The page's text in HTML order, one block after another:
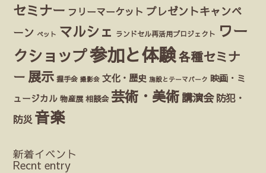
セミナー フリーマーケット プレゼントキャンペ
ーン ペット マルシェ ランドセル再活用プロジェクト ワー
クショップ参加と体験各種セミナ
ー 展示 握手会 撮影会 文化・歴史 施設とテーマパーク 映画・ミ
ュージカル 物産展 相談会 芸術・美術 講演会 防犯・
防災 音楽
新着イベント
Recnt entry